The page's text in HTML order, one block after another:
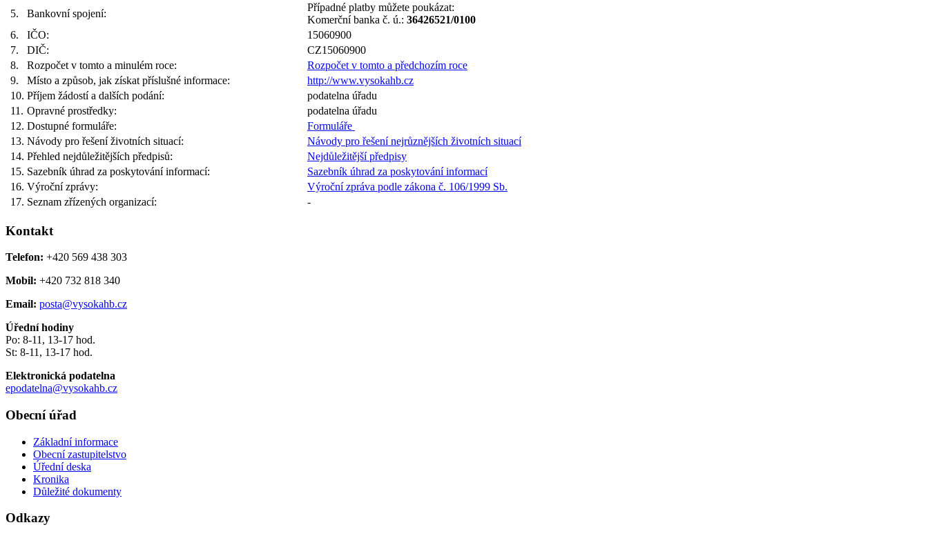
5. Bankovní spojení:
Případné platby můžete poukázat:
Komerční banka č. ú.: 36426521/0100
6.
IČO:
15060900
7.
DIČ:
CZ15060900
8.
Rozpočet v tomto a minulém roce:
Rozpočet v tomto a předchozím roce
9.
Místo a způsob, jak získat příslušné informace:
http://www.vysokahb.cz
10. Příjem žádostí a dalších podání:
podatelna úřadu
11. Opravné prostředky:
podatelna úřadu
12. Dostupné formuláře:
Formuláře
13. Návody pro řešení životních situací:
Návody pro řešení nejrůznějších životních situací
14. Přehled nejdůležitějších předpisů:
Nejdůležitější předpisy
15. Sazebník úhrad za poskytování informací:
Sazebník úhrad za poskytování informací
16. Výroční zprávy:
Výroční zpráva podle zákona č. 106/1999 Sb.
17. Seznam zřízených organizací: -
Kontakt
Telefon: +420 569 438 303
Mobil: +420 732 818 340
Email: posta@vysokahb.cz
Úřední hodiny
Po: 8-11, 13-17 hod.
St: 8-11, 13-17 hod.
Elektronická podatelna
epodatelna@vysokahb.cz
Obecní úřad
Základní informace
Obecní zastupitelstvo
Úřední deska
Kronika
Důležité dokumenty
Odkazy